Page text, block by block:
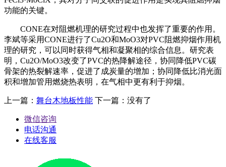
功能的关键。
CONE在对阻燃机理的研究过程中也发挥了重要的作用。
李斌等采用CONE进行了Cu2O和MoO3对PVC阻燃抑烟作用机
理的研究，可以同时获得气相和凝聚相的综合信息。研究表
明，Cu2O/MoO3改变了PVC的热降解途径，协同降低PVC碳
骨架的热裂解速率，促进了成炭量的增加；协同降低比消光面
积和增加管用燃烧热表明，在气相中更有利于抑烟。
上一篇： 舞台木地板性能 下一篇：没有了
微信咨询
电话沟通
在线客服